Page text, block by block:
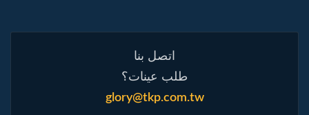
اتصل بنا
طلب عينات؟
glory@tkp.com.tw